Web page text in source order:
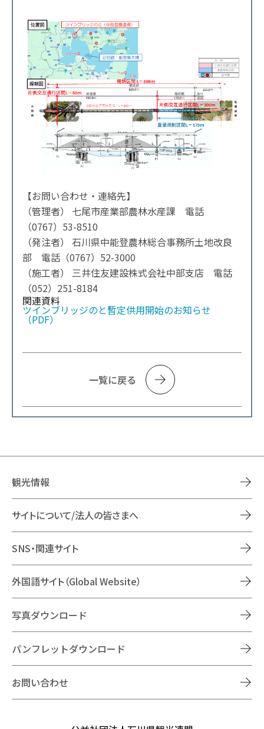
【お問い合わせ・連絡先】
（管理者） 七尾市産業部農林水産課 電話
（0767）53-8510
（発注者） 石川県中能登農林総合事務所土地改良
部 電話（0767）52-3000
（施工者） 三井住友建設株式会社中部支店 電話
（052）251-8184
関連資料
ツインブリッジのと暫定供用開始のお知らせ
（PDF）
一覧に戻る
観光情報
サイトについて/法人の皆さまへ
SNS・関連サイト
外国語サイト（Global Website）
写真ダウンロード
パンフレットダウンロード
お問い合わせ